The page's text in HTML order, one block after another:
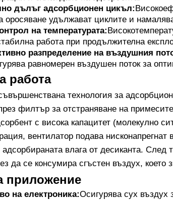
дълъг адсорбционен цикъл:
оросяване удължават циклите и
на температурата:
работа при продължителна
разпределение на въздушния
равномерен въздушен поток за
работа
технология за
филтър за отстраняване на
с висока капацитет (молекулно
вентилатор подава нисконапрегнат
влага от десиканта. След
да се консумира сгъстен въздух, което
приложение
на електроника:Осигурява сух въздух